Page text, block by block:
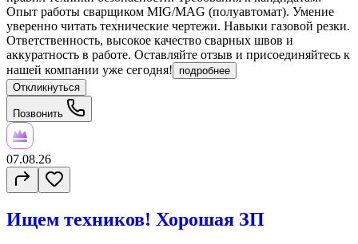
Опыт работы сварщиком MIG/MAG (полуавтомат). Умение
уверенно читать технические чертежи. Навыки газовой резки.
Ответственность, высокое качество сварных швов и
аккуратность в работе. Оставляйте отзыв и присоединяйтесь к
нашей компании уже сегодня!
подробнее
Откликнуться
Позвонить
07.08.26
Ищем техников! Хорошая ЗП